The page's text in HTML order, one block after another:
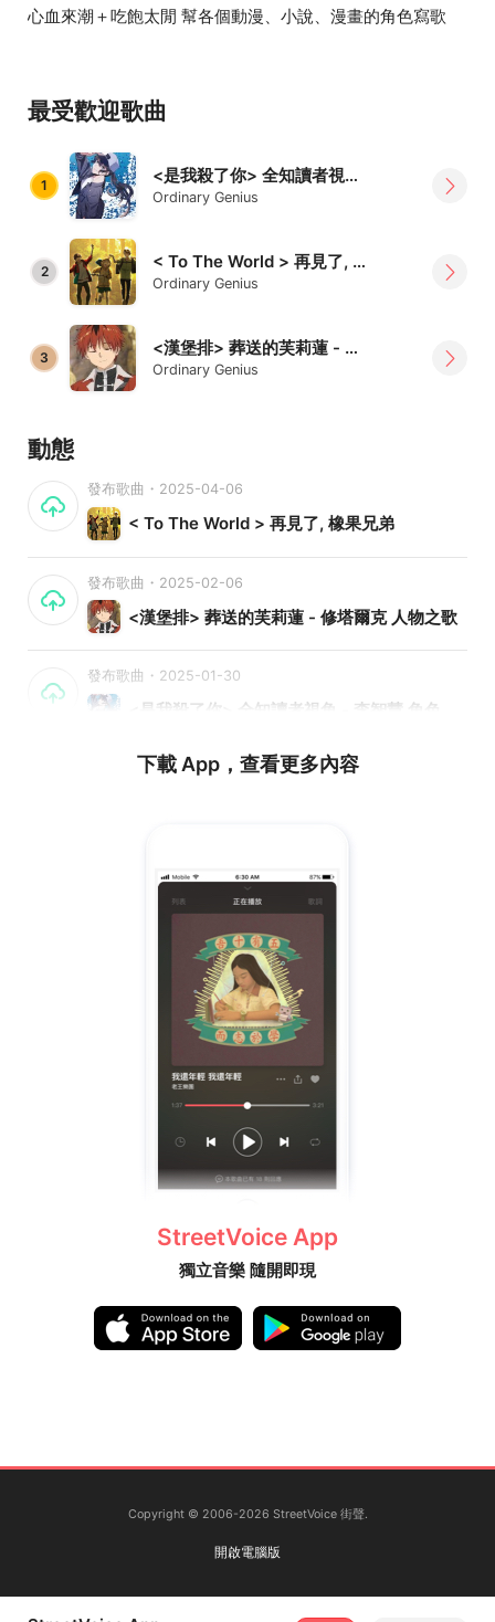
心血來潮＋吃飽太閒 幫各個動漫、小說、漫畫的角色寫歌
最受歡迎歌曲
1 <是我殺了你> 全知讀者視角 - 李智慧 角色之歌
Ordinary Genius
2 < To The World > 再見了, 橡果兄弟
Ordinary Genius
3 <漢堡排> 葬送的芙莉蓮 - 修塔爾克 人物之歌
Ordinary Genius
動態
發布歌曲・2025-04-06
< To The World > 再見了, 橡果兄弟
發布歌曲・2025-02-06
<漢堡排> 葬送的芙莉蓮 - 修塔爾克 人物之歌
發布歌曲・2025-01-30
下載 App，查看更多內容
StreetVoice App
獨立音樂 隨開即現
Copyright © 2006-2026 StreetVoice 街聲.
開啟電腦版